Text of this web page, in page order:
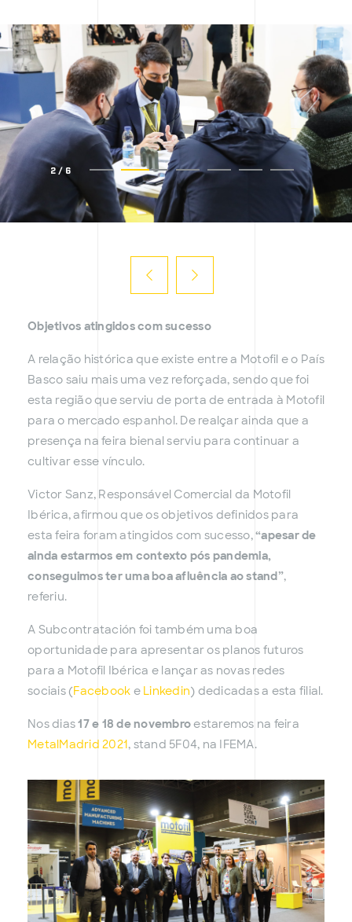
2 / 6
Objetivos atingidos com sucesso
A relação histórica que existe entre a Motofil e o País
Basco saiu mais uma vez reforçada, sendo que foi
esta região que serviu de porta de entrada à Motofil
para o mercado espanhol. De realçar ainda que a
presença na feira bienal serviu para continuar a
cultivar esse vínculo.
Victor Sanz, Responsável Comercial da Motofil
Ibérica, afirmou que os objetivos definidos para
esta feira foram atingidos com sucesso,“apesar de
ainda estarmos em contexto pós pandemia,
conseguimos ter uma boa afluência ao stand”,
referiu.
A Subcontratación foi também uma boa
oportunidade para apresentar os planos futuros
para a Motofil Ibérica e lançar as novas redes
sociais (Facebook e Linkedin) dedicadas a esta filial.
Nos dias17 e 18 de novembroestaremos na feira
MetalMadrid 2021, stand 5F04, na IFEMA.